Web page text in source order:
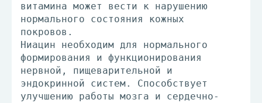
витамина может вести к нарушению
нормального состояния кожных
покровов.
Ниацин необходим для нормального
формирования и функционирования
нервной, пищеварительной и
эндокринной систем. Способствует
улучшению работы мозга и сердечно-